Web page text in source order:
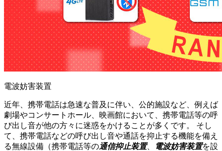
電波妨害装置
近年、携帯電話は急速な普及に伴い、公的施設など、例えば
劇場やコンサートホール、映画館において、携帯電話等の呼
び出し音が他の方々に迷惑をかけることが多くです。 そし
て、携帯電話などの呼び出し音や通話を抑止する機能を備え
る無線設備（携帯電話等の通信抑止装置、 電波妨害装置を設